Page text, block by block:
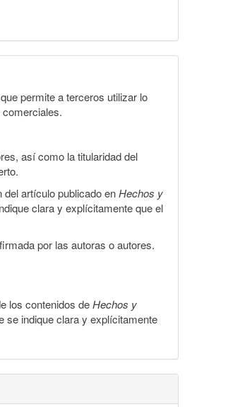
permite a terceros utilizar lo
así como la titularidad del
artículo publicado enHechos y
clara y explícitamente que el
por las autoras o autores.
los contenidos deHechos y
se indique clara y explícitamente